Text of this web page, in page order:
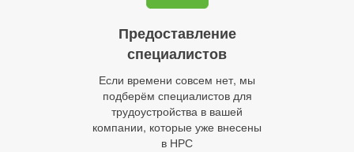
Предоставление
специалистов
Если времени совсем нет, мы
подберём специалистов для
трудоустройства в вашей
компании, которые уже внесены
в НРС